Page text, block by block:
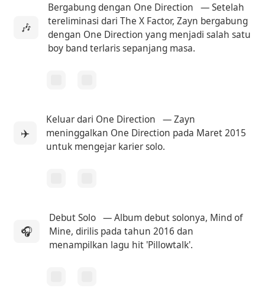
🎶
Bergabung dengan One Direction
— Setelah
tereliminasi dari The X Factor, Zayn bergabung
dengan One Direction yang menjadi salah satu
boy band terlaris sepanjang masa.
✈️
Keluar dari One Direction
— Zayn
meninggalkan One Direction pada Maret 2015
untuk mengejar karier solo.
🎧
Debut Solo — Album debut solonya, Mind of
Mine, dirilis pada tahun 2016 dan
menampilkan lagu hit 'Pillowtalk'.